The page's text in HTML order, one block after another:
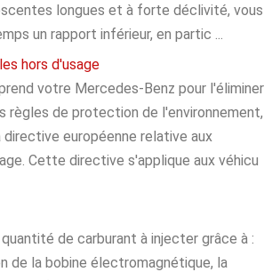
longues et à forte déclivité, vous
un rapport inférieur, en partic ...
hors d'usage
votre Mercedes-Benz pour l'éliminer
règles de protection de l'environnement,
européenne relative aux
Cette directive s'applique aux véhicu
de carburant à injecter grâce à :
de la bobine électromagnétique, la